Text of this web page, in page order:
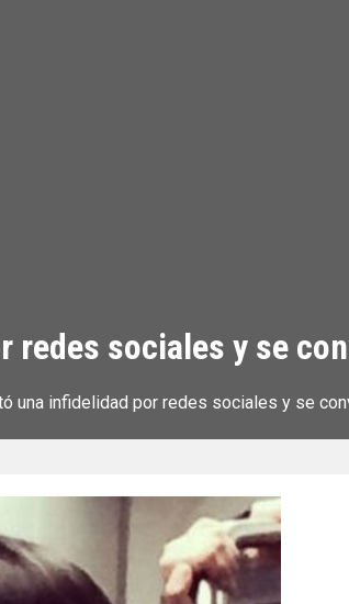
redes sociales y se
una infidelidad por redes sociales y se